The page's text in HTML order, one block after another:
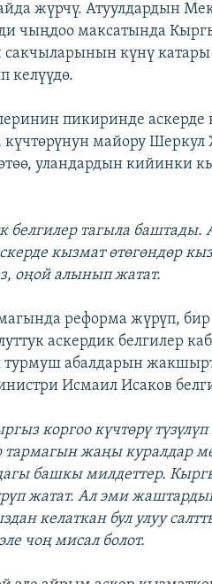
жүрчү. Атуулдардын
чыңдоо максатында
күнү катары
келүүдө.
пикиринде
күчтөрүнун майору
уландардын кийинки
белгилер тагыла
кызмат өтөгөндөр
оңой алынып жатат.
реформа жүрүп,
аскердик белгилер
абалдарын
Исмаил Исаков
коргоо күчтөрү
жаңы куралдар
башкы милдеттер.
жатат. Ал эми
келаткан бул улуу
чоң мисал болот.